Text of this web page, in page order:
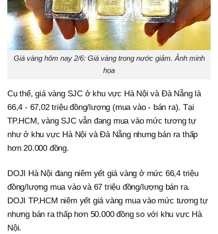
Giá vàng hôm nay 2/6: Giá vàng trong nước giảm. Ảnh minh
họa
Cụ thể, giá vàng SJC ở khu vực Hà Nội và Đà Nẵng là
66,4 - 67,02 triệu đồng/lượng (mua vào - bán ra). Tại
TP.HCM, vàng SJC vẫn đang mua vào mức tương tự
như ở khu vực Hà Nội và Đà Nẵng nhưng bán ra thấp
hơn 20.000 đồng.
DOJI Hà Nội đang niêm yết giá vàng ở mức 66,4 triệu
đồng/lượng mua vào và 67 triệu đồng/lượng bán ra.
DOJI TP.HCM niêm yết giá vàng mua vào mức tương tự
nhưng bán ra thấp hơn 50.000 đồng so với khu vực Hà
Nội.